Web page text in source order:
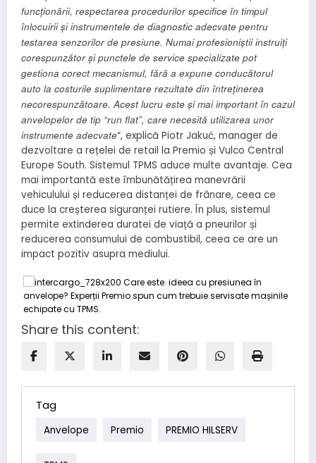
funcționării, respectarea procedurilor specifice în timpul
înlocuirii și instrumentele de diagnostic adecvate pentru
testarea senzorilor de presiune. Numai profesioniștii instruiți
corespunzător și punctele de service specializate pot
gestiona corect mecanismul, fără a expune conducătorul
auto la costurile suplimentare rezultate din întreținerea
necorespunzătoare. Acest lucru este și mai important în cazul
anvelopelor de tip “run flat”, care necesită utilizarea unor
instrumente adecvate“, explică Piotr Jakuć, manager de
dezvoltare a rețelei de retail la Premio și Vulco Central
Europe South. Sistemul TPMS aduce multe avantaje. Cea
mai importantă este îmbunătățirea manevrării
vehiculului și reducerea distanței de frânare, ceea ce
duce la creșterea siguranței rutiere. În plus, sistemul
permite extinderea duratei de viață a pneurilor și
reducerea consumului de combustibil, ceea ce are un
impact pozitiv asupra mediului.
Share this content:
Tag
Anvelope Premio PREMIO HILSERV